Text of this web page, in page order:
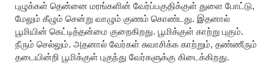
புழுக்கள் தென்னை மரங்களின் வேர்ப்பகுதிக்குள் துளை போட்டு,
மேலும் கீழும் சென்று வாழும் குணம் கொண்டது. இதனால்
பூமியின் கெட்டித்தன்மை குறைகிறது. பூமிக்குள் காற்று புகும்.
நீரும் செல்லும். அதனால் வேர்கள் சுவாசிக்க காற்றும், தண்ணீரும்
தடையின்றி பூமிக்குள் புகுந்து வேர்களுக்கு கிடைக்கிறது.